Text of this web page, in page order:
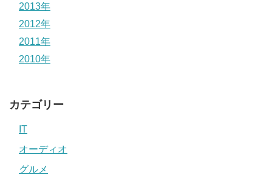
2013年
2012年
2011年
2010年
カテゴリー
IT
オーディオ
グルメ